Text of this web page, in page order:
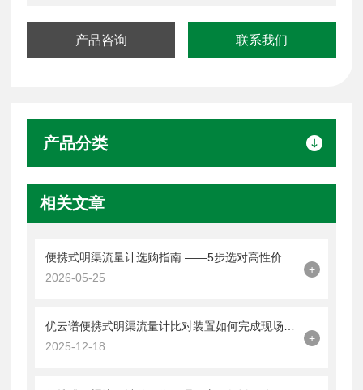
产品咨询 联系我们
产品分类
相关文章
便携式明渠流量计选购指南 ——5步选对高性价比明渠流量计
2026-05-25
+
优云谱便携式明渠流量计比对装置如何完成现场比对测量？
2025-12-18
+